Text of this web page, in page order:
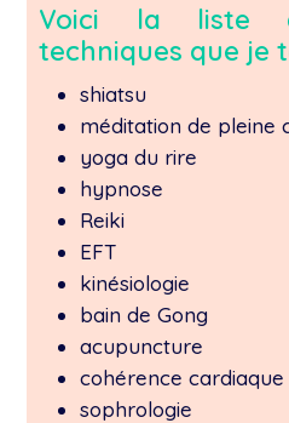
Voici la liste
techniques que je
shiatsu
méditation de pleine
yoga du rire
hypnose
Reiki
EFT
kinésiologie
bain de Gong
acupuncture
cohérence cardiaque
sophrologie